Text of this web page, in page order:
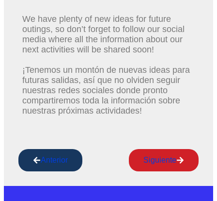
We have plenty of new ideas for future
outings, so don’t forget to follow our social
media where all the information about our
next activities will be shared soon!
¡Tenemos un montón de nuevas ideas para
futuras salidas, así que no olviden seguir
nuestras redes sociales donde pronto
compartiremos toda la información sobre
nuestras próximas actividades!
Anterior Siguiente